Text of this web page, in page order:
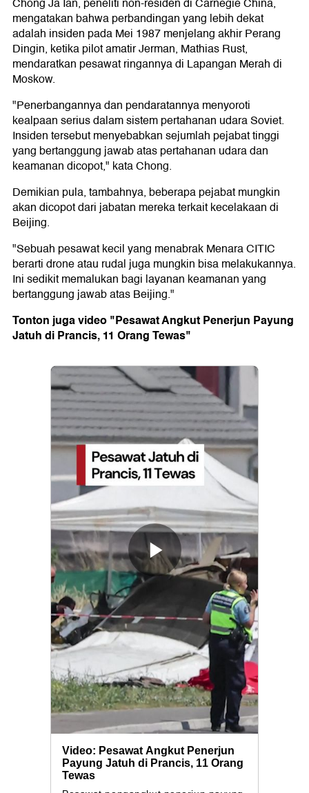
Chong Ja Ian, peneliti non-residen di Carnegie China,
mengatakan bahwa perbandingan yang lebih dekat
adalah insiden pada Mei 1987 menjelang akhir Perang
Dingin, ketika pilot amatir Jerman, Mathias Rust,
mendaratkan pesawat ringannya di Lapangan Merah di
Moskow.
"Penerbangannya dan pendaratannya menyoroti
kealpaan serius dalam sistem pertahanan udara Soviet.
Insiden tersebut menyebabkan sejumlah pejabat tinggi
yang bertanggung jawab atas pertahanan udara dan
keamanan dicopot," kata Chong.
Demikian pula, tambahnya, beberapa pejabat mungkin
akan dicopot dari jabatan mereka terkait kecelakaan di
Beijing.
"Sebuah pesawat kecil yang menabrak Menara CITIC
berarti drone atau rudal juga mungkin bisa melakukannya.
Ini sedikit memalukan bagi layanan keamanan yang
bertanggung jawab atas Beijing."
Tonton juga video "Pesawat Angkut Penerjun Payung
Jatuh di Prancis, 11 Orang Tewas"